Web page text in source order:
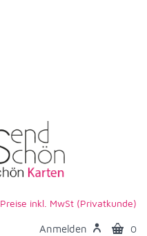
Preise inkl. MwSt (Privatkunde)
Anmelden 0